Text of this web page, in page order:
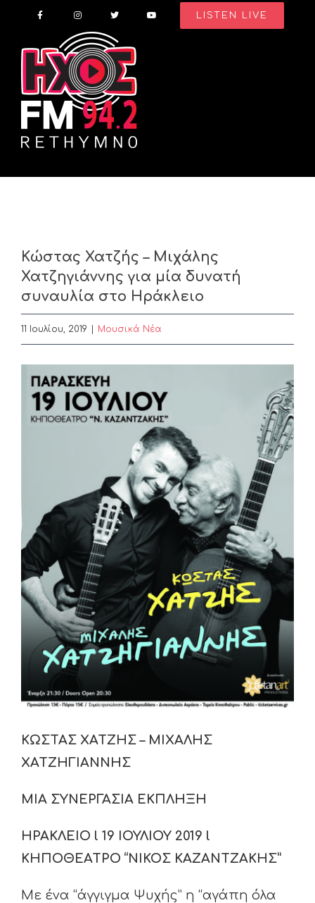
content
LISTEN LIVE
Κώστας Χατζής – Μιχάλης
Χατζηγιάννης για μία δυνατή
συναυλία στο Ηράκλειο
11 Ιουλίου, 2019 Μουσικά Νέα
View
Larger
Image
ΚΩΣΤΑΣ ΧΑΤΖΗΣ – ΜΙΧΑΛΗΣ
ΧΑΤΖΗΓΙΑΝΝΗΣ
ΜΙΑ ΣΥΝΕΡΓΑΣΙΑ ΕΚΠΛΗΞΗ
ΗΡΑΚΛΕΙΟ l 19 ΙΟΥΛΙΟΥ 2019 l
ΚΗΠΟΘΕΑΤΡΟ “ΝΙΚΟΣ ΚΑΖΑΝΤΖΑΚΗΣ”
Με ένα “άγγιγμα Ψυχής” η “αγάπη όλα